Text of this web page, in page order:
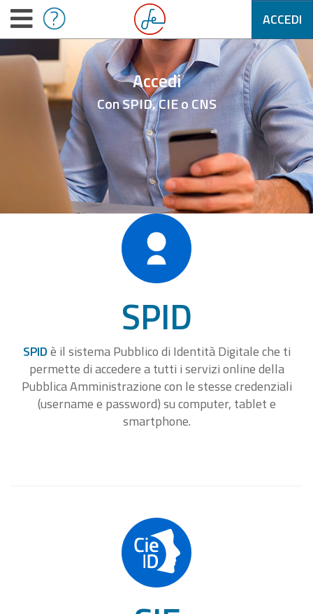
ACCEDI
Accedi
Con SPID, CIE o CNS
SPID
SPIDè il sistema Pubblico di Identità Digitale che ti
permette di accedere a tutti i servizi online della
Pubblica Amministrazione con le stesse credenziali
(username e password) su computer, tablet e
smartphone.